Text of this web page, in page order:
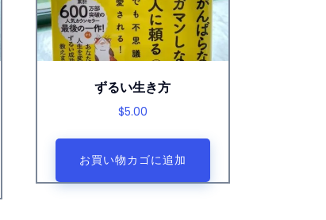
ずるい生き方
$5.00
お買い物カゴに追加